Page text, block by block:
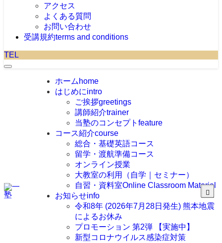
アクセス
よくある質問
お問い合わせ
受講規約terms and conditions
TEL
ホーム home
はじめにintro
ご挨拶greetings
講師紹介trainer
当塾のコンセプト feature
コース紹介course
総合・基礎英語コース
留学・渡航準備コース
オンライン授業
大教室の利用（自学｜セミナー）
自習・資料室Online Classroom Material
お知らせinfo
令和8年 (2026年7月28日発生) 熊本地震
によるお休み
プロモーション 第2弾 【実施中】
新型コロナウイルス感染症対策